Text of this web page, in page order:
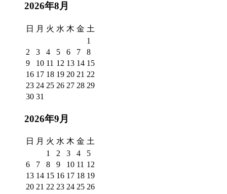
2026年8月
日 月 火 水 木 金 土
1
2
3 4 5 6 7
8
9
10 11 12 13 14 15
16 17 18 19 20 21 22
23 24 25 26 27 28 29
30 31
2026年9月
日 月 火 水 木 金 土
1
2 3 4
5
6
7 8 9 10 11 12
13 14 15 16 17 18 19
20 21 22 23 24 25 26